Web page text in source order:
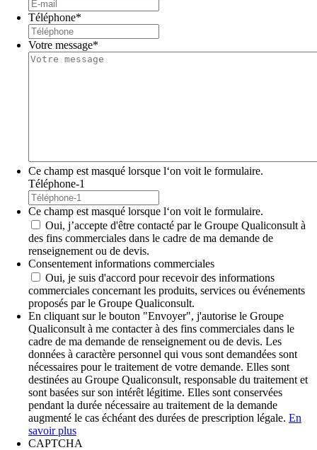
Téléphone*
Votre message*
Ce champ est masqué lorsque l‘on voit le formulaire.
Téléphone-1
Ce champ est masqué lorsque l‘on voit le formulaire.
Oui, j’accepte d'être contacté par le Groupe Qualiconsult à
des fins commerciales dans le cadre de ma demande de
renseignement ou de devis.
Consentement informations commerciales
Oui, je suis d'accord pour recevoir des informations
commerciales concernant les produits, services ou événements
proposés par le Groupe Qualiconsult.
En cliquant sur le bouton "Envoyer", j'autorise le Groupe
Qualiconsult à me contacter à des fins commerciales dans le
cadre de ma demande de renseignement ou de devis. Les
données à caractère personnel qui vous sont demandées sont
nécessaires pour le traitement de votre demande. Elles sont
destinées au Groupe Qualiconsult, responsable du traitement et
sont basées sur son intérêt légitime. Elles sont conservées
pendant la durée nécessaire au traitement de la demande
augmenté le cas échéant des durées de prescription légale. En
savoir plus
CAPTCHA